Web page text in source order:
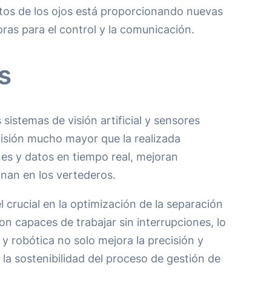
de los ojos está proporcionando nuevas
para el control y la comunicación.
de visión artificial y sensores
mucho mayor que la realizada
y datos en tiempo real, mejoran
en los vertederos.
en la optimización de la separación
capaces de trabajar sin interrupciones, lo
robótica no solo mejora la precisión y
sostenibilidad del proceso de gestión de